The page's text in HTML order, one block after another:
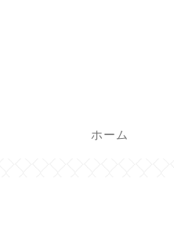
ホーム